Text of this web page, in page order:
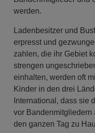
werden.
Ladenbesitzer und
erpresst und
zahlen, die ihr Gebiet
strengen
einhalten, werden oft
Kinder in den drei
International, dass sie
vor Bandenmitgliedern
den ganzen Tag zu